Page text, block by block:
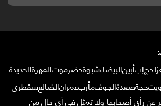
لحجإبأبينالبيضاءشبوةحضرموتالمهرةالحديدة
حجةصعدةالجوفمأربعمرانالضالعسقطرى
عن رأي أصحابها ولا تمثل في أي حال من